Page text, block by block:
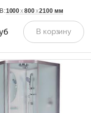
1000х800х2100 мм
В корзину